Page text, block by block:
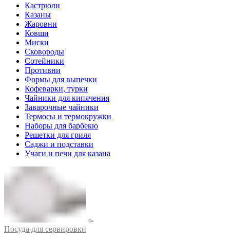
Кастрюли
Казаны
Жаровни
Ковши
Миски
Сковороды
Сотейники
Противни
Формы для выпечки
Кофеварки, турки
Чайники для кипячения
Заварочные чайники
Термосы и термокружки
Наборы для барбекю
Решетки для гриля
Саджи и подставки
Учаги и печи для казана
Посуда для сервировки